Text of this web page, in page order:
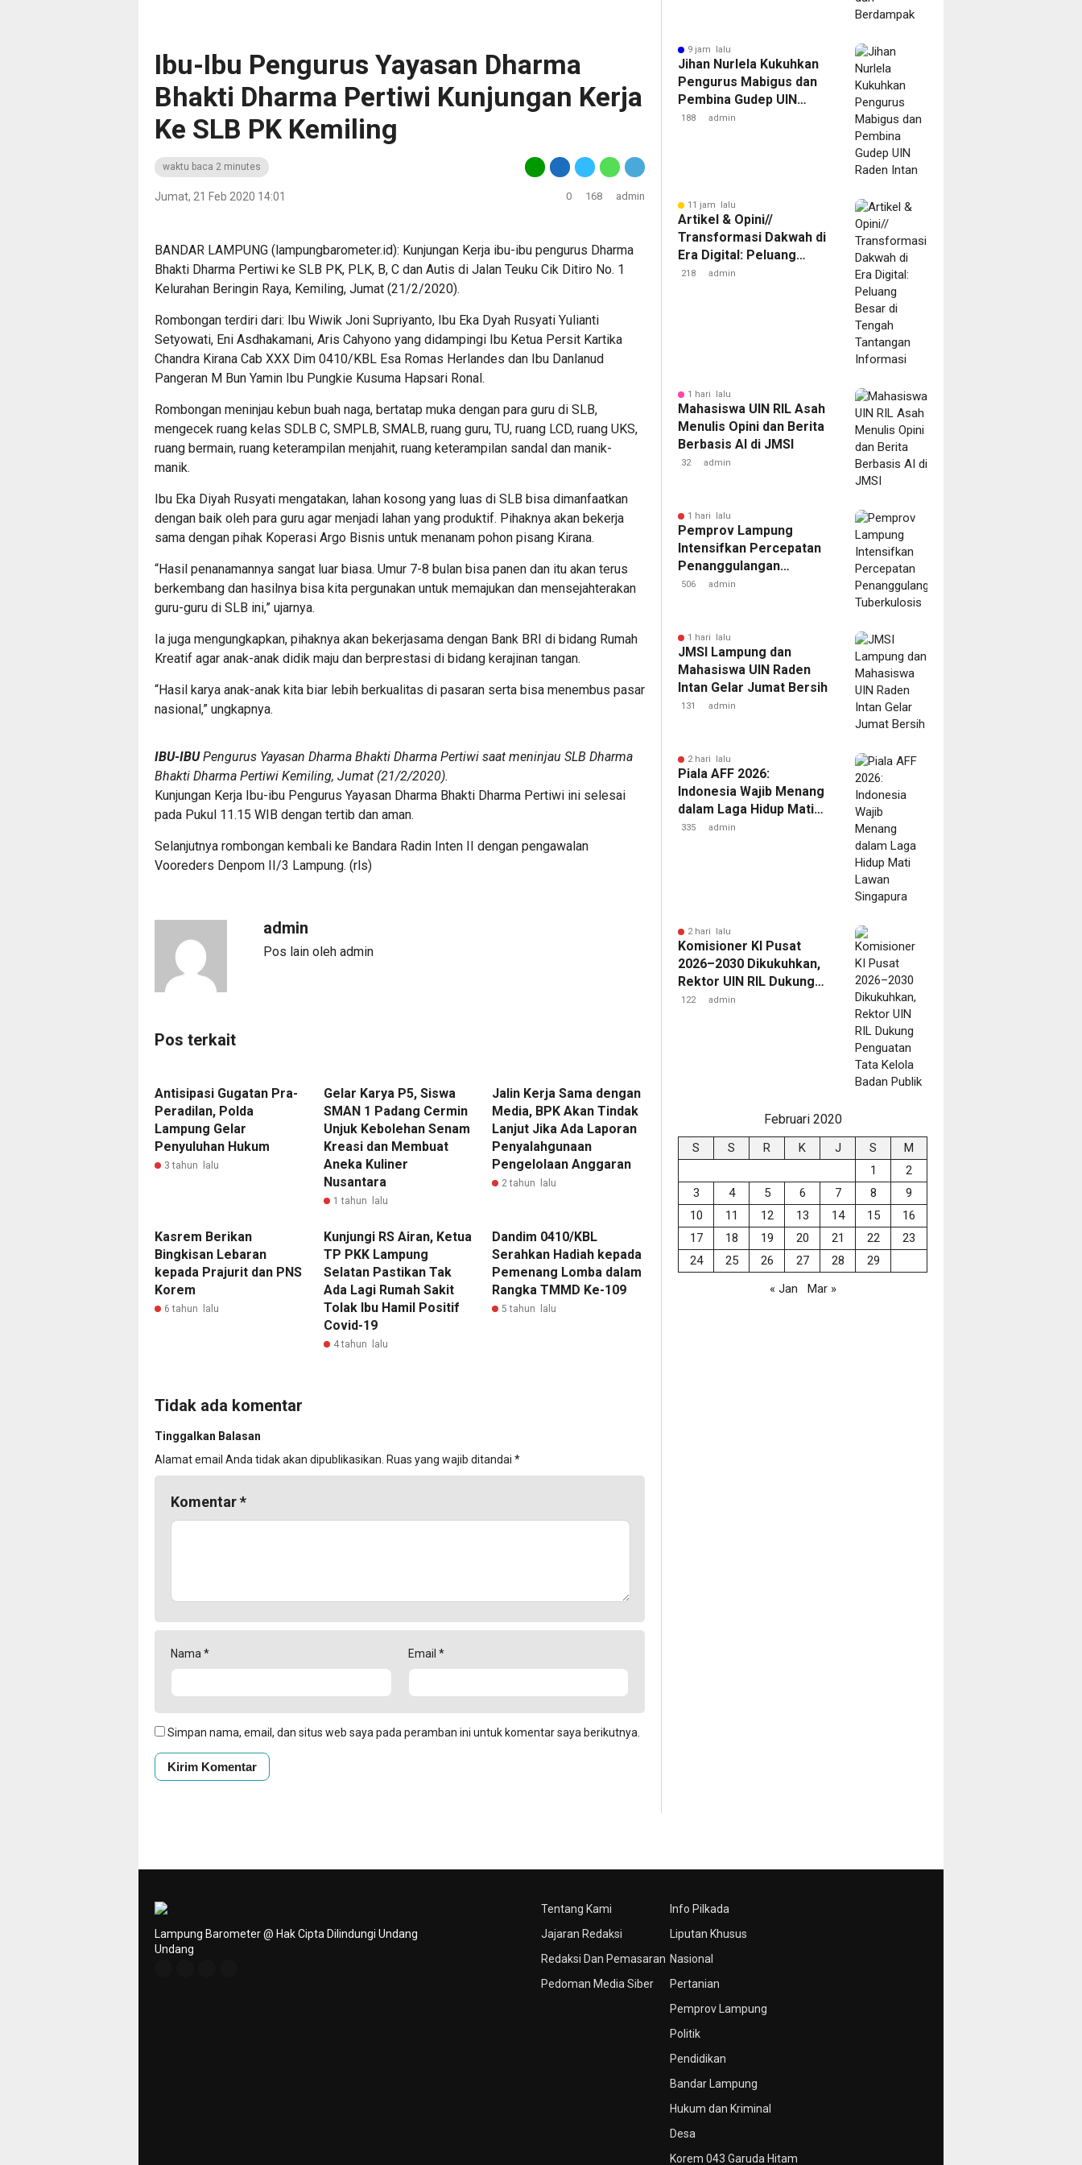
Ibu-Ibu Pengurus Yayasan Dharma
Bhakti Dharma Pertiwi Kunjungan Kerja
Ke SLB PK Kemiling
waktu baca 2 minutes
Jumat, 21 Feb 2020 14:01 0 168 admin
BANDAR LAMPUNG (lampungbarometer.id): Kunjungan Kerja ibu-ibu pengurus Dharma
Bhakti Dharma Pertiwi ke SLB PK, PLK, B, C dan Autis di Jalan Teuku Cik Ditiro No. 1
Kelurahan Beringin Raya, Kemiling, Jumat (21/2/2020).
Rombongan terdiri dari: Ibu Wiwik Joni Supriyanto, Ibu Eka Dyah Rusyati Yulianti
Setyowati, Eni Asdhakamani, Aris Cahyono yang didampingi Ibu Ketua Persit Kartika
Chandra Kirana Cab XXX Dim 0410/KBL Esa Romas Herlandes dan Ibu Danlanud
Pangeran M Bun Yamin Ibu Pungkie Kusuma Hapsari Ronal.
Rombongan meninjau kebun buah naga, bertatap muka dengan para guru di SLB,
mengecek ruang kelas SDLB C, SMPLB, SMALB, ruang guru, TU, ruang LCD, ruang UKS,
ruang bermain, ruang keterampilan menjahit, ruang keterampilan sandal dan manik-
manik.
Ibu Eka Diyah Rusyati mengatakan, lahan kosong yang luas di SLB bisa dimanfaatkan
dengan baik oleh para guru agar menjadi lahan yang produktif. Pihaknya akan bekerja
sama dengan pihak Koperasi Argo Bisnis untuk menanam pohon pisang Kirana.
“Hasil penanamannya sangat luar biasa. Umur 7-8 bulan bisa panen dan itu akan terus
berkembang dan hasilnya bisa kita pergunakan untuk memajukan dan mensejahterakan
guru-guru di SLB ini,” ujarnya.
Ia juga mengungkapkan, pihaknya akan bekerjasama dengan Bank BRI di bidang Rumah
Kreatif agar anak-anak didik maju dan berprestasi di bidang kerajinan tangan.
“Hasil karya anak-anak kita biar lebih berkualitas di pasaran serta bisa menembus pasar
nasional,” ungkapnya.
IBU-IBUPengurus Yayasan Dharma Bhakti Dharma Pertiwi saat meninjau SLB Dharma
Bhakti Dharma Pertiwi Kemiling, Jumat (21/2/2020).
Kunjungan Kerja Ibu-ibu Pengurus Yayasan Dharma Bhakti Dharma Pertiwi ini selesai
pada Pukul 11.15 WIB dengan tertib dan aman.
Selanjutnya rombongan kembali ke Bandara Radin Inten II dengan pengawalan
Vooreders Denpom II/3 Lampung. (rls)
admin
Pos lain oleh admin
Pos terkait
Antisipasi Gugatan Pra-
Peradilan, Polda
Lampung Gelar
Penyuluhan Hukum
3 tahun lalu
‎Gelar Karya P5, Siswa
SMAN 1 Padang Cermin
Unjuk Kebolehan Senam
Kreasi dan Membuat
Aneka Kuliner
Nusantara ‎
1 tahun lalu
Jalin Kerja Sama dengan
Media, BPK Akan Tindak
Lanjut Jika Ada Laporan
Penyalahgunaan
Pengelolaan Anggaran
2 tahun lalu
Kasrem Berikan
Bingkisan Lebaran
kepada Prajurit dan PNS
Korem
6 tahun lalu
Kunjungi RS Airan, Ketua
TP PKK Lampung
Selatan Pastikan Tak
Ada Lagi Rumah Sakit
Tolak Ibu Hamil Positif
Covid-19
4 tahun lalu
Dandim 0410/KBL
Serahkan Hadiah kepada
Pemenang Lomba dalam
Rangka TMMD Ke-109
5 tahun lalu
Tidak ada komentar
Tinggalkan Balasan
Alamat email Anda tidak akan dipublikasikan. Ruas yang wajib ditandai *
Komentar*
Nama * Email *
Simpan nama, email, dan situs web saya pada peramban ini untuk komentar saya berikutnya.
9 jam lalu
Jihan Nurlela Kukuhkan
Pengurus Mabigus dan
Pembina Gudep UIN
Raden Intan
188 admin
11 jam lalu
Artikel & Opini//
Transformasi Dakwah di
Era Digital: Peluang
Besar di Tengah
218 admin
1 hari lalu
Mahasiswa UIN RIL Asah
Menulis Opini dan Berita
Berbasis AI di JMSI
32 admin
1 hari lalu
Pemprov Lampung
Intensifkan Percepatan
Penanggulangan
Tuberkulosis
506 admin
1 hari lalu
JMSI Lampung dan
Mahasiswa UIN Raden
Intan Gelar Jumat Bersih
131 admin
2 hari lalu
Piala AFF 2026:
Indonesia Wajib Menang
dalam Laga Hidup Mati
Lawan Singapura
335 admin
2 hari lalu
Komisioner KI Pusat
2026–2030 Dikukuhkan,
Rektor UIN RIL Dukung
Penguatan Tata Kelola
122 admin
Februari 2020
S S R K J S
M
1
2
3
4 5 6 7 8
9
10
11 12 13 14 15
16
17
18 19 20 21 22
23
24
25 26 27 28
29
« Jan
Mar »
Tentang Kami
Jajaran Redaksi
Redaksi Dan Pemasaran
Pedoman Media Siber
Info Pilkada
Liputan Khusus
Nasional
Pertanian
Pemprov Lampung
Politik
Pendidikan
Bandar Lampung
Hukum dan Kriminal
Desa
Korem 043 Garuda Hitam
Lampung Barometer @ Hak Cipta Dilindungi Undang
Undang